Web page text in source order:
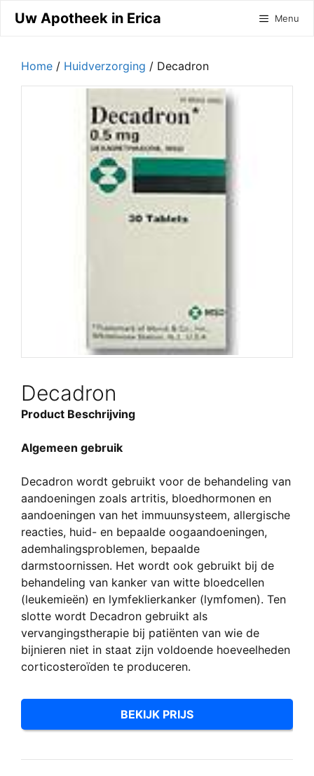
naar
inhoud
Uw Apotheek in Erica Menu
Home / Huidverzorging / Decadron
Decadron
Product Beschrijving
Algemeen gebruik
Decadron wordt gebruikt voor de behandeling van
aandoeningen zoals artritis, bloedhormonen en
aandoeningen van het immuunsysteem, allergische
reacties, huid- en bepaalde oogaandoeningen,
ademhalingsproblemen, bepaalde
darmstoornissen. Het wordt ook gebruikt bij de
behandeling van kanker van witte bloedcellen
(leukemieën) en lymfeklierkanker (lymfomen). Ten
slotte wordt Decadron gebruikt als
vervangingstherapie bij patiënten van wie de
bijnieren niet in staat zijn voldoende hoeveelheden
corticosteroïden te produceren.
BEKIJK PRIJS